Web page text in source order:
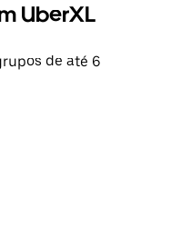
UberXL
de até 6